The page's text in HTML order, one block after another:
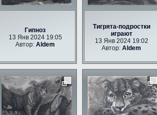
Гипноз
13 Янв 2024 19:05
Автор:Aldem
Тигрята-подростки
играют
13 Янв 2024 19:02
Автор:Aldem